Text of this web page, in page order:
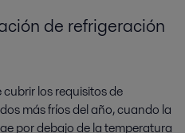
de refrigeración
los requisitos de
más fríos del año, cuando la
por debajo de la temperatura